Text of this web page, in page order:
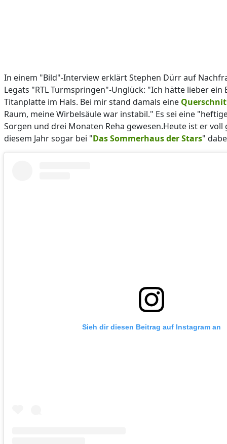
In einem "Bild"-Interview erklärt Stephen Dürr auf
Legats "RTL Turmspringen"-Unglück: "Ich hätte lieber ein
Titanplatte im Hals. Bei mir stand damals eine
Raum, meine Wirbelsäule war instabil." Es sei eine
Sorgen und drei Monaten Reha gewesen.Heute ist er voll
diesem Jahr sogar bei "Das Sommerhaus der Stars"
Sieh dir diesen Beitrag auf Instagram an